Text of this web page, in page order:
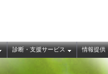
診断・支援サービス 情報提供